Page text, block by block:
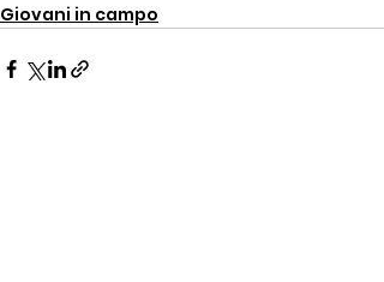
Giovani in campo